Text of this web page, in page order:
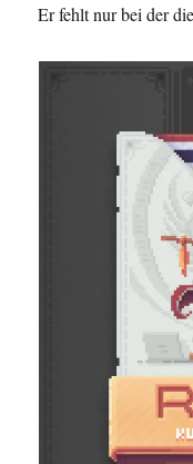
Er fehlt nur bei der